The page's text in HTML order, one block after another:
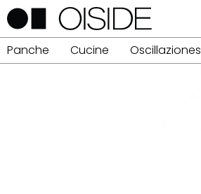
Panche Cucine Oscillaziones